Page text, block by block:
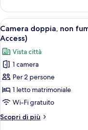
Access)
doppia,
non
fumatori
(with
Access)
Apri
tutte
le
foto
per
Camera
doppia,
non
fumatori
(with
6
Camera doppia, non
Access)
Vista città
1 camera
Per 2 persone
1 letto matrimoniale
Wi-Fi gratuito
Scopri di più
Altri